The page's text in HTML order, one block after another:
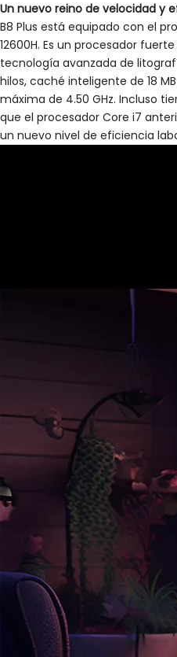
Un nuevo reino de velocidad y
B8 Plus está equipado con el
12600H. Es un procesador
tecnología avanzada de
hilos, caché inteligente de 18
máxima de 4.50 GHz. Incluso
que el procesador Core i7
un nuevo nivel de eficiencia